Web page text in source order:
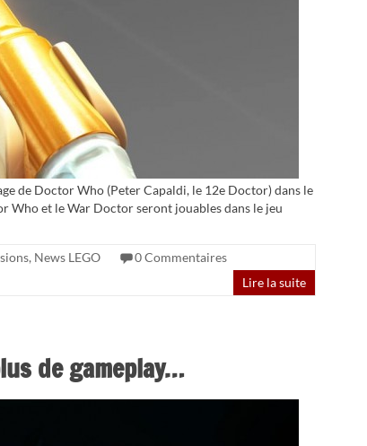
de Doctor Who (Peter Capaldi, le 12e Doctor) dans le
Who et le War Doctor seront jouables dans le jeu
, News LEGO
0 Commentaires
Lire la suite
de gameplay…